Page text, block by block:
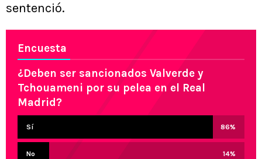
sentenció.
Encuesta
¿Deben ser sancionados Valverde y
Tchouameni por su pelea en el Real
Madrid?
Sí 86%
No 14%